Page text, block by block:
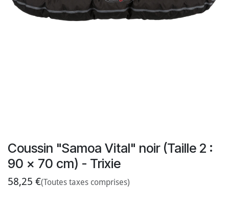
Coussin "Samoa Vital" noir (Taille 2 :
90 x 70 cm) - Trixie
58,25 €(Toutes taxes comprises)